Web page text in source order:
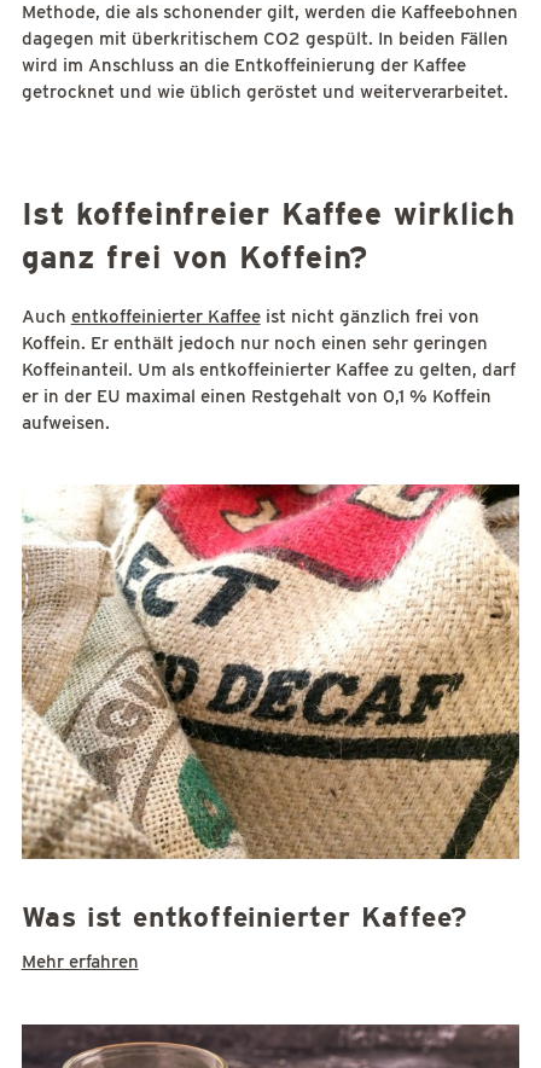
Methode, die als schonender gilt, werden die Kaffeebohnen
dagegen mit überkritischem CO2 gespült. In beiden Fällen
wird im Anschluss an die Entkoffeinierung der Kaffee
getrocknet und wie üblich geröstet und weiterverarbeitet.
Ist koffeinfreier Kaffee wirklich
ganz frei von Koffein?
Auch entkoffeinierter Kaffeeist nicht gänzlich frei von
Koffein. Er enthält jedoch nur noch einen sehr geringen
Koffeinanteil. Um als entkoffeinierter Kaffee zu gelten, darf
er in der EU maximal einen Restgehalt von 0,1 % Koffein
aufweisen.
Was ist entkoffeinierter Kaffee?
Mehr erfahren